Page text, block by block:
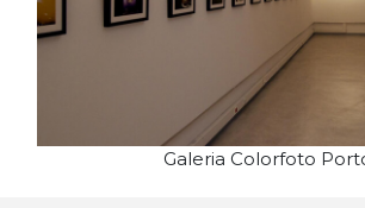
Galeria Colorfoto